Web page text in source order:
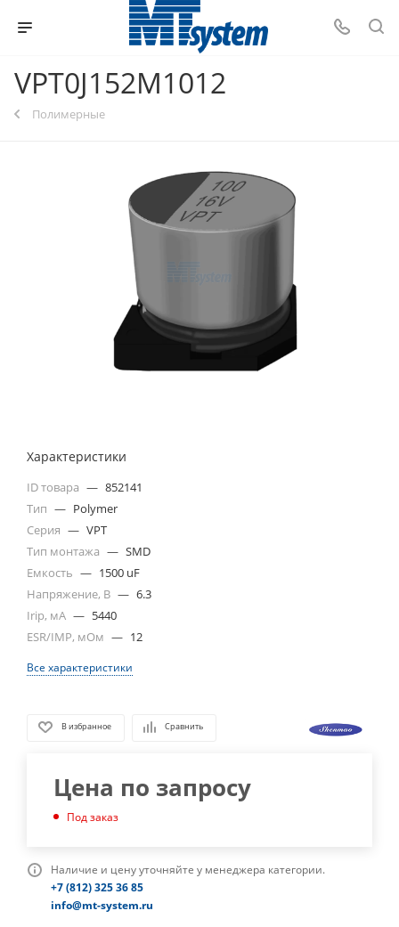
VPT0J152M1012
Полимерные
Характеристики
ID товара — 852141
Тип — Polymer
Серия — VPT
Тип монтажа — SMD
Емкость — 1500 uF
Напряжение, В — 6.3
Irip, мА — 5440
ESR/IMP, мОм — 12
Все характеристики
В избранное Сравнить
Цена по запросу
Под заказ
Наличие и цену уточняйте у менеджера категории.
+7 (812) 325 36 85
info@mt-system.ru